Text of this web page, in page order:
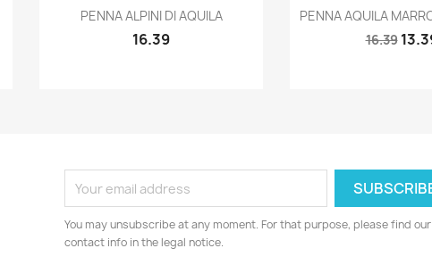
 Quick view
PENNA ALPINI DI AQUILA
16.39
Quick
PENNA AQUILA
16.39
You may unsubscribe at any moment. For that purpose, please find our
contact info in the legal notice.